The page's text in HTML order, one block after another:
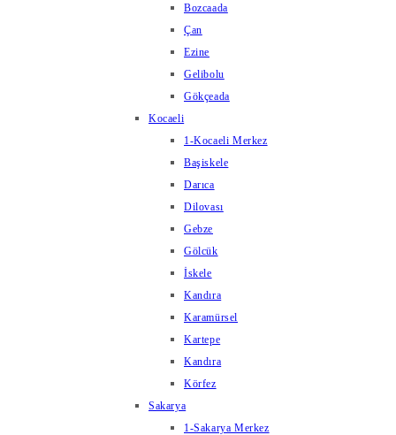
Bozcaada
Çan
Ezine
Gelibolu
Gökçeada
Kocaeli
1-Kocaeli Merkez
Başiskele
Darıca
Dilovası
Gebze
Gölcük
İskele
Kandıra
Karamürsel
Kartepe
Kandıra
Körfez
Sakarya
1-Sakarya Merkez